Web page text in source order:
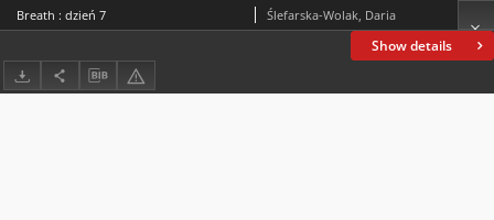
Show details
Breath : dzień 7 Ślefarska-Wolak, Daria